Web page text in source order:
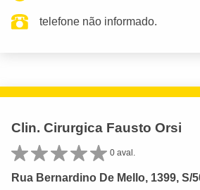
telefone não informado.
Clin. Cirurgica Fausto Orsi
0 aval.
Rua Bernardino De Mello, 1399, S/